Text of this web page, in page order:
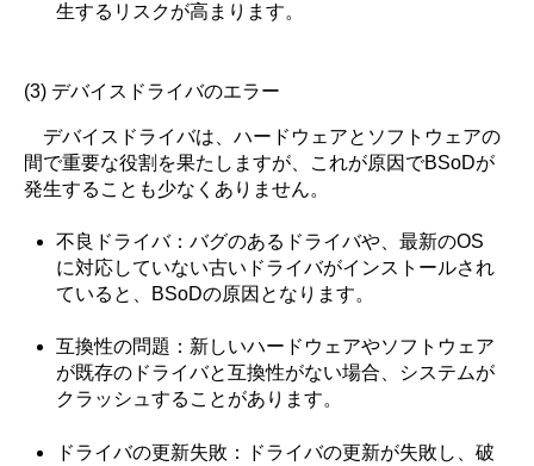
生するリスクが高まります。
(3) デバイスドライバのエラー
デバイスドライバは、ハードウェアとソフトウェアの
間で重要な役割を果たしますが、これが原因でBSoDが
発生することも少なくありません。
不良ドライバ：バグのあるドライバや、最新のOS
に対応していない古いドライバがインストールされ
ていると、BSoDの原因となります。
互換性の問題：新しいハードウェアやソフトウェア
が既存のドライバと互換性がない場合、システムが
クラッシュすることがあります。
ドライバの更新失敗：ドライバの更新が失敗し、破